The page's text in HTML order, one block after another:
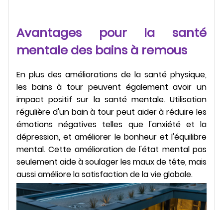
Avantages pour la santé
mentale des bains à remous
En plus des améliorations de la santé physique,
les bains à tour peuvent également avoir un
impact positif sur la santé mentale. Utilisation
régulière d'un bain à tour peut aider à réduire les
émotions négatives telles que l'anxiété et la
dépression, et améliorer le bonheur et l'équilibre
mental. Cette amélioration de l'état mental pas
seulement aide à soulager les maux de tête, mais
aussi améliore la satisfaction de la vie globale.